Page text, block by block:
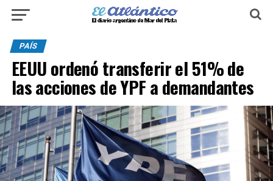
PAÍS
EEUU ordenó transferir el 51% de
las acciones de YPF a demandantes